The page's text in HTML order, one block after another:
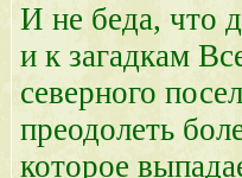
И не беда, что
и к загадкам
северного
преодолеть
которое